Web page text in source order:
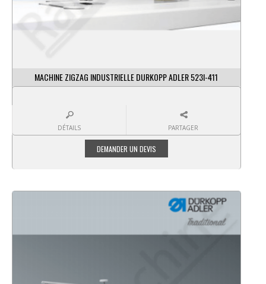
MACHINE ZIGZAG INDUSTRIELLE DURKOPP ADLER 523I-411
DÉTAILS PARTAGER